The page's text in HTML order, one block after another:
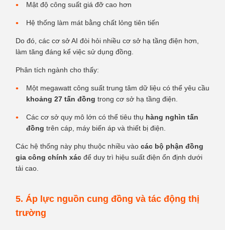
Mật độ công suất giá đỡ cao hơn
Hệ thống làm mát bằng chất lỏng tiên tiến
Do đó, các cơ sở AI đòi hỏi nhiều cơ sở hạ tầng điện hơn,
làm tăng đáng kể việc sử dụng đồng.
Phân tích ngành cho thấy:
Một megawatt công suất trung tâm dữ liệu có thể yêu cầu
khoảng 27 tấn đồng trong cơ sở hạ tầng điện.
Các cơ sở quy mô lớn có thể tiêu thụ hàng nghìn tấn
đồng trên cáp, máy biến áp và thiết bị điện.
Các hệ thống này phụ thuộc nhiều vào các bộ phận đồng
gia công chính xác để duy trì hiệu suất điện ổn định dưới
tải cao.
5. Áp lực nguồn cung đồng và tác động thị
trường